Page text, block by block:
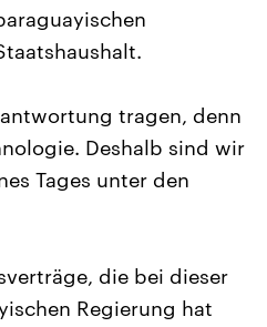
tragen, denn
Deshalb sind wir
Tages unter den
die bei dieser
Regierung hat